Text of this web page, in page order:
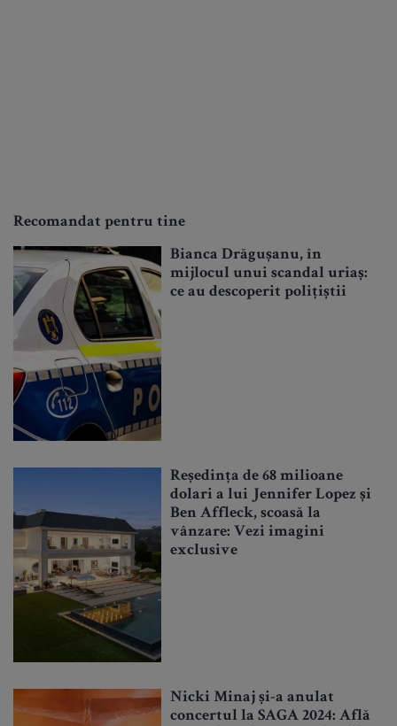
Recomandat pentru tine
Bianca Drăgușanu, în
mijlocul unui scandal uriaș:
ce au descoperit polițiștii
Reședința de 68 milioane
dolari a lui Jennifer Lopez și
Ben Affleck, scoasă la
vânzare: Vezi imagini
exclusive
Nicki Minaj și-a anulat
concertul la SAGA 2024: Află